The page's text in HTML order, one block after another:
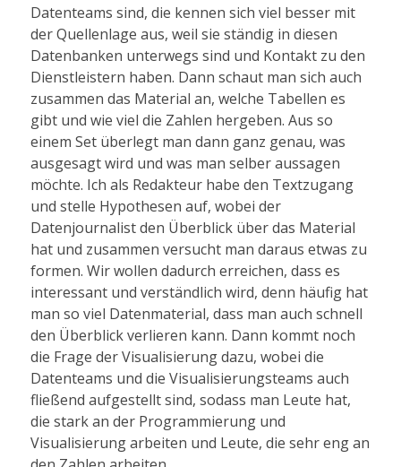
Datenteams sind, die kennen sich viel besser mit
der Quellenlage aus, weil sie ständig in diesen
Datenbanken unterwegs sind und Kontakt zu den
Dienstleistern haben. Dann schaut man sich auch
zusammen das Material an, welche Tabellen es
gibt und wie viel die Zahlen hergeben. Aus so
einem Set überlegt man dann ganz genau, was
ausgesagt wird und was man selber aussagen
möchte. Ich als Redakteur habe den Textzugang
und stelle Hypothesen auf, wobei der
Datenjournalist den Überblick über das Material
hat und zusammen versucht man daraus etwas zu
formen. Wir wollen dadurch erreichen, dass es
interessant und verständlich wird, denn häufig hat
man so viel Datenmaterial, dass man auch schnell
den Überblick verlieren kann. Dann kommt noch
die Frage der Visualisierung dazu, wobei die
Datenteams und die Visualisierungsteams auch
fließend aufgestellt sind, sodass man Leute hat,
die stark an der Programmierung und
Visualisierung arbeiten und Leute, die sehr eng an